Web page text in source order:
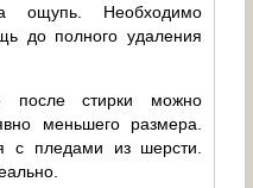
ощупь. Необходимо
до полного удаления
после стирки можно
меньшего размера.
с пледами из шерсти.